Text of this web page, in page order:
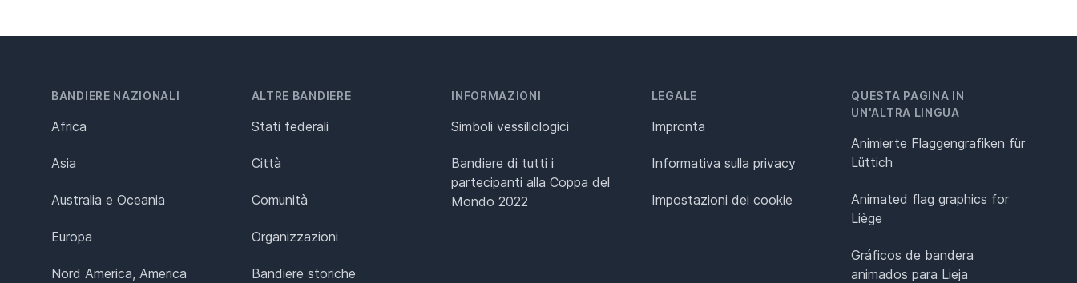
BANDIERE NAZIONALI
Africa
Asia
Australia e Oceania
Europa
Nord America, America
ALTRE BANDIERE
Stati federali
Città
Comunità
Organizzazioni
Bandiere storiche
INFORMAZIONI
Simboli vessillologici
Bandiere di tutti i
partecipanti alla Coppa del
Mondo 2022
LEGALE
Impronta
Informativa sulla privacy
Impostazioni dei cookie
QUESTA PAGINA IN
UN'ALTRA LINGUA
Animierte Flaggengrafiken für
Lüttich
Animated flag graphics for
Liège
Gráficos de bandera
animados para Lieja